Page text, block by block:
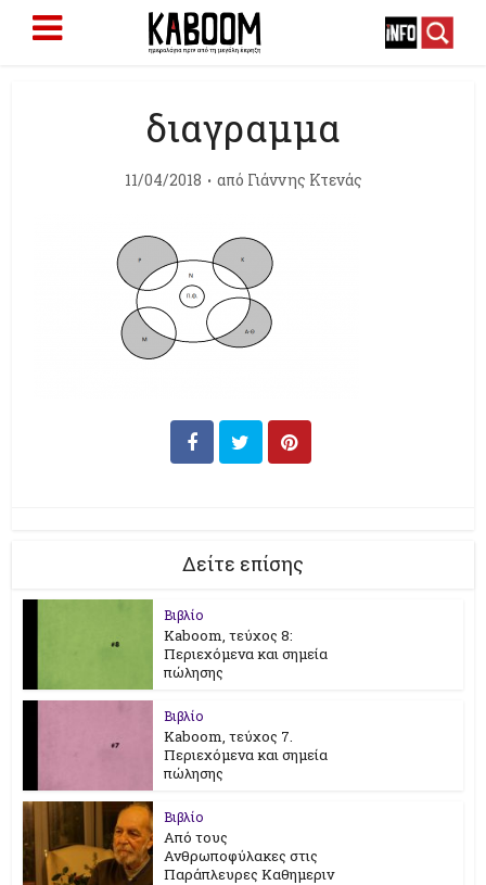
διαγραμμα
11/04/2018 από Γιάννης Κτενάς
Δείτε επίσης
Βιβλίο
Kaboom, τεύχος 8:
Περιεχόμενα και σημεία
πώλησης
Βιβλίο
Kaboom, τεύχος 7.
Περιεχόμενα και σημεία
πώλησης
Βιβλίο
Από τους
Ανθρωποφύλακες στις
Παράπλευρες Καθημεριν